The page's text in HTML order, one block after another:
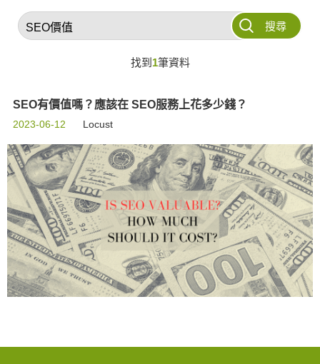
搜尋
找到 1筆資料
SEO有價值嗎？應該在 SEO服務上花多少錢？
2023-06-12 Locust